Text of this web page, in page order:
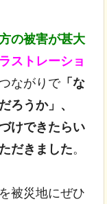
の被害が甚大
ストレーショ
ながりで「な
ろうか」、
けできたらい
だきました。
被災地にぜひ